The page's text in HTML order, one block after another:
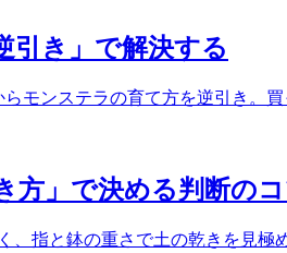
引き」で解決する
モンステラの育て方を逆引き。
方」で決める判断の
指と鉢の重さで土の乾きを見極